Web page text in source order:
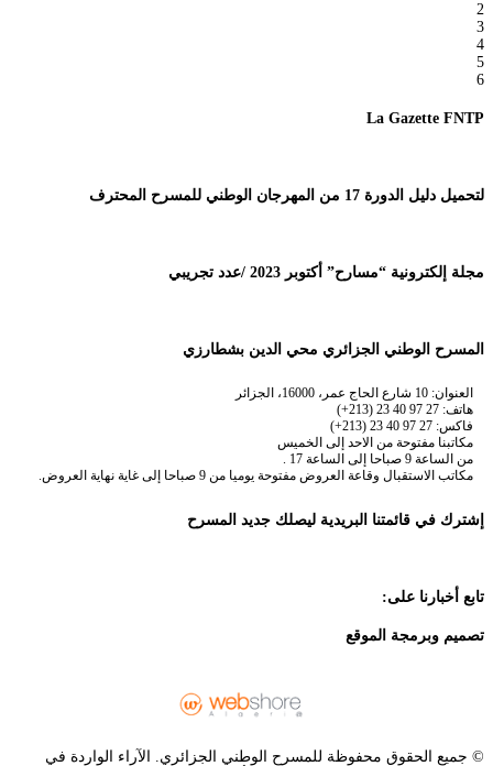
2
3
4
5
6
La Gazette FNTP
لتحميل دليل الدورة 17 من المهرجان الوطني للمسرح المحترف
مجلة إلكترونية “مسارح” أكتوبر 2023 /عدد تجريبي
المسرح الوطني الجزائري محي الدين بشطارزي
العنوان: 10 شارع الحاج عمر، 16000، الجزائر
هاتف: 27 97 40 23 (213+)
فاكس: 27 97 40 23 (213+)
مكاتبنا مفتوحة من الاحد إلى الخميس
من الساعة 9 صباحا إلى الساعة 17 .
مكاتب الاستقبال وقاعة العروض مفتوحة يوميا من 9 صباحا إلى غاية نهاية العروض.
إشترك في قائمتنا البريدية ليصلك جديد المسرح
تابع أخبارنا على:
تصميم وبرمجة الموقع
© جميع الحقوق محفوظة للمسرح الوطني الجزائري. الآراء الواردة في